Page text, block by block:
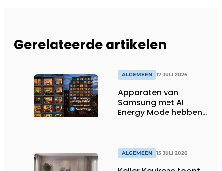
Gerelateerde artikelen
ALGEMEEN 17 JULI 2026
Apparaten van
Samsung met AI
Energy Mode hebben
huishoudens, wat
overeenkomt met het
ALGEMEEN 15 JULI 2026